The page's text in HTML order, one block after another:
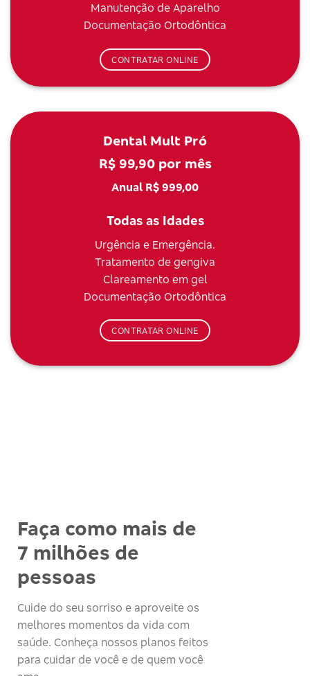
Manutenção de Aparelho
Documentação Ortodôntica
CONTRATAR ONLINE
Dental Mult Pró
R$ 99,90 por mês
Anual R$ 999,00
Todas as Idades
Urgência e Emergência.
Tratamento de gengiva
Clareamento em gel
Documentação Ortodôntica
CONTRATAR ONLINE
Faça como mais de
7 milhões de
pessoas
Cuide do seu sorriso e aproveite os
melhores momentos da vida com
saúde. Conheça nossos planos feitos
para cuidar de você e de quem você